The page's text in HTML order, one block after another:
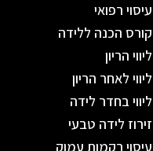
עיסוי רפואי
קורס הכנה ללידה
ליווי הריון
ליווי לאחר הריון
ליווי בחדר לידה
זירוז לידה טבעי
עיסוי רקמות עמוק